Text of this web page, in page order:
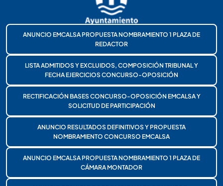
ANUNCIO EMCALSA PROPUESTA NOMBRAMIENTO 1 PLAZA DE
REDACTOR
LISTA ADMITIDOS Y EXCLUIDOS, COMPOSICIÓN TRIBUNAL Y
FECHA EJERCICIOS CONCURSO-OPOSICIÓN
RECTIFICACIÓN BASES CONCURSO-OPOSICIÓN EMCALSA Y
SOLICITUD DE PARTICIPACIÓN
ANUNCIO RESULTADOS DEFINITIVOS Y PROPUESTA
NOMBRAMIENTO CONCURSO EMCALSA
ANUNCIO EMCALSA PROPUESTA NOMBRAMIENTO 1 PLAZA DE
CÁMARA MONTADOR